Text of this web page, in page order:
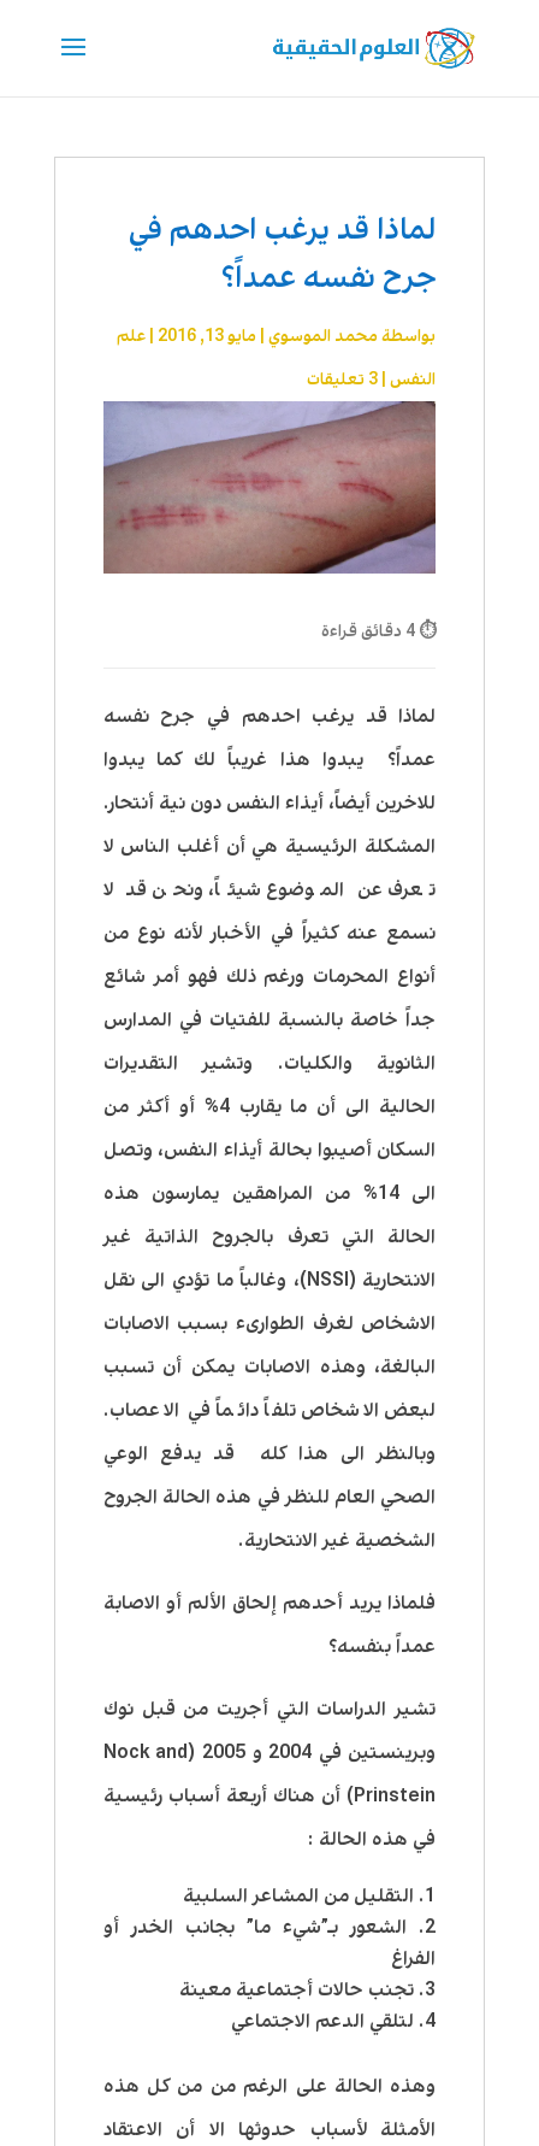
لماذا قد يرغب احدهم في
جرح نفسه عمداً؟
بواسطة محمد الموسوي| مايو 13, 2016
علم
النفس| 3 تعليقات
⏱ 4 دقائق قراءة
لماذا قد يرغب احدهم في جرح نفسه
عمداً؟ يبدوا هذا غريباً لك كما يبدوا
للاخرين أيضاً، أيذاء النفس دون نية أنتحار.
المشكلة الرئيسية هي أن أغلب الناس لا
تعرف عن الموضوع شيئاً، ونحن قد لا
نسمع عنه كثيراً في الأخبار لأنه نوع من
أنواع المحرمات ورغم ذلك فهو أمر شائع
جداً خاصة بالنسبة للفتيات في المدارس
الثانوية والكليات. وتشير التقديرات
الحالية الى أن ما يقارب 4% أو أكثر من
السكان أصيبوا بحالة أيذاء النفس، وتصل
الى 14% من المراهقين يمارسون هذه
الحالة التي تعرف بالجروح الذاتية غير
الانتحارية (NSSI)، وغالباً ما تؤدي الى نقل
الاشخاص لغرف الطوارىء بسبب الاصابات
البالغة، وهذه الاصابات يمكن أن تسبب
لبعض الاشخاص تلفاً دائماً في الاعصاب.
وبالنظر الى هذا كله قد يدفع الوعي
الصحي العام للنظر في هذه الحالة الجروح
الشخصية غير الانتحارية.
فلماذا يريد أحدهم إلحاق الألم أو الاصابة
عمداً بنفسه؟
تشير الدراسات التي أجريت من قبل نوك
وبرينستين في 2004 و 2005 (
Nock and
Prinstein) أن هناك أربعة أسباب رئيسية
في هذه الحالة :
التقليل من المشاعر السلبية
الشعور بـ”شيء ما” بجانب الخدر أو
الفراغ
تجنب حالات أجتماعية معينة
لتلقي الدعم الاجتماعي
وهذه الحالة على الرغم من من كل هذه
الأمثلة لأسباب حدوثها الا أن الاعتقاد